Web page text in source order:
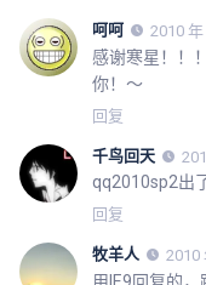
呵呵 2010
感谢寒星！！
你！～
回复
千鸟回天
qq2010sp2出
回复
牧羊人 2010